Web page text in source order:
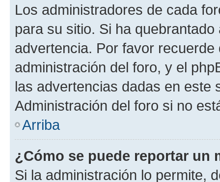
Los administradores de cada
para su sitio. Si ha
advertencia. Por favor
administración del foro, y el
las advertencias dadas en este
Administración del foro si no
Arriba
¿Cómo se puede reportar un
Si la administración lo permite,